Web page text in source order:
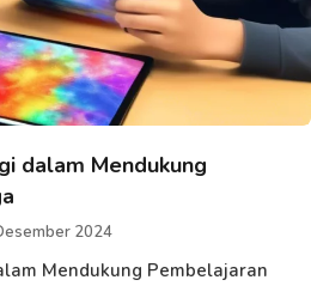
dalam Mendukung
2024
Mendukung Pembelajaran